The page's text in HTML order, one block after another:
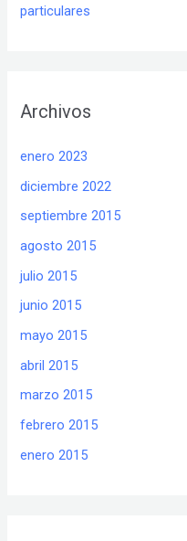
particulares
Archivos
enero 2023
diciembre 2022
septiembre 2015
agosto 2015
julio 2015
junio 2015
mayo 2015
abril 2015
marzo 2015
febrero 2015
enero 2015